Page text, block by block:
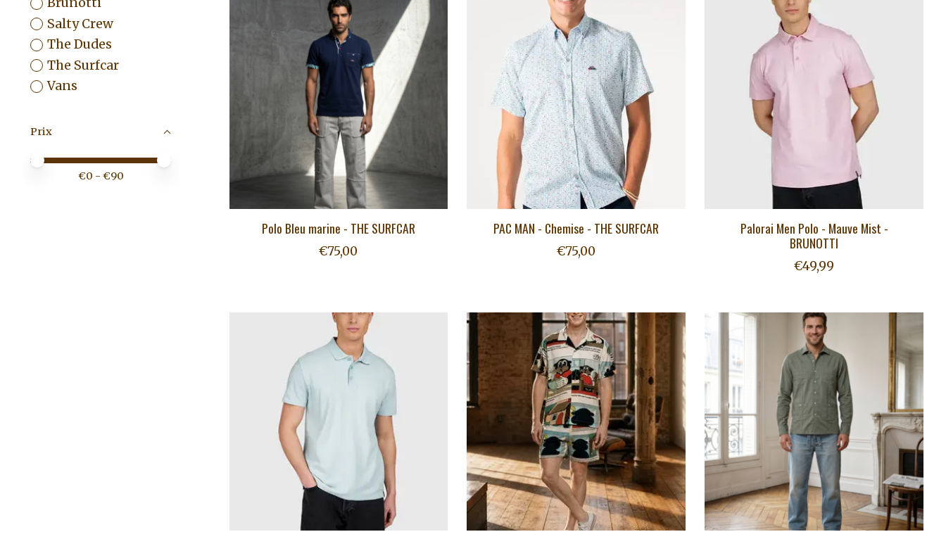
Salty Crew
The Dudes
The Surfcar
Vans
Prix
Prix minimum
Price maximum value
€0 - €90
Polo Bleu marine - THE SURFCAR
€75,00
PAC MAN - Chemise - THE SURFCAR
€75,00
Palorai Men Polo - Mauve Mist -
BRUNOTTI
€49,99